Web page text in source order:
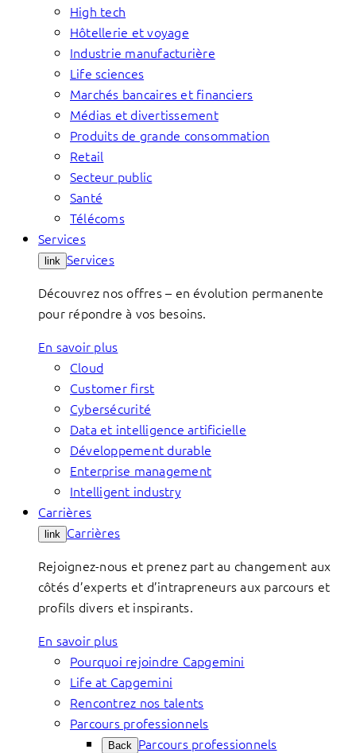
High tech
Hôtellerie et voyage
Industrie manufacturière
Life sciences
Marchés bancaires et financiers
Médias et divertissement
Produits de grande consommation
Retail
Secteur public
Santé
Télécoms
Services
link Services
Découvrez nos offres – en évolution permanente
pour répondre à vos besoins.
En savoir plus
Cloud
Customer first
Cybersécurité
Data et intelligence artificielle
Développement durable
Enterprise management
Intelligent industry
Carrières
link Carrières
Rejoignez-nous et prenez part au changement aux
côtés d’experts et d’intrapreneurs aux parcours et
profils divers et inspirants.
En savoir plus
Pourquoi rejoindre Capgemini
Life at Capgemini
Rencontrez nos talents
Parcours professionnels
Back Parcours professionnels